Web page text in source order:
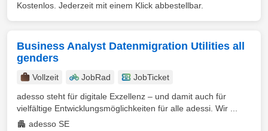
Kostenlos. Jederzeit mit einem Klick abbestellbar.
Business Analyst Datenmigration Utilities all
genders
Vollzeit JobRad
JobTicket
adesso steht für digitale Exzellenz – und damit auch für
vielfältige Entwicklungsmöglichkeiten für alle adessi. Wir ...
adesso SE